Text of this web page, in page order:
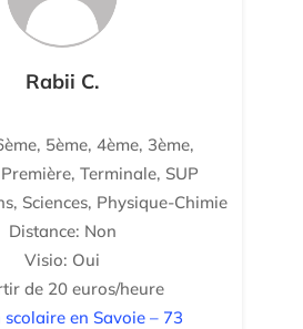
Rabii C.
5ème, 4ème, 3ème,
Terminale, SUP
Sciences, Physique-Chimie
Distance: Non
Visio: Oui
de 20 euros/heure
scolaire en Savoie – 73